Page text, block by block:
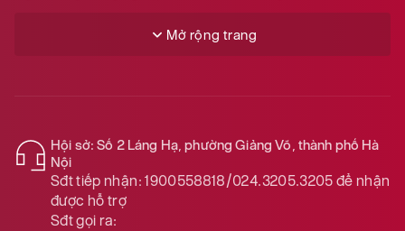
Mở rộng trang
Hội sở: Số 2 Láng Hạ, phường Giảng Võ, thành phố Hà
Nội
Sđt tiếp nhận: 1900558818/024.3205.3205để nhận
được hỗ trợ
Sđt gọi ra: